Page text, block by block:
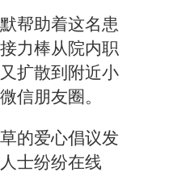
帮助着这名患
力棒从院内职
扩散到附近小
信朋友圈。
的爱心倡议发
士纷纷在线